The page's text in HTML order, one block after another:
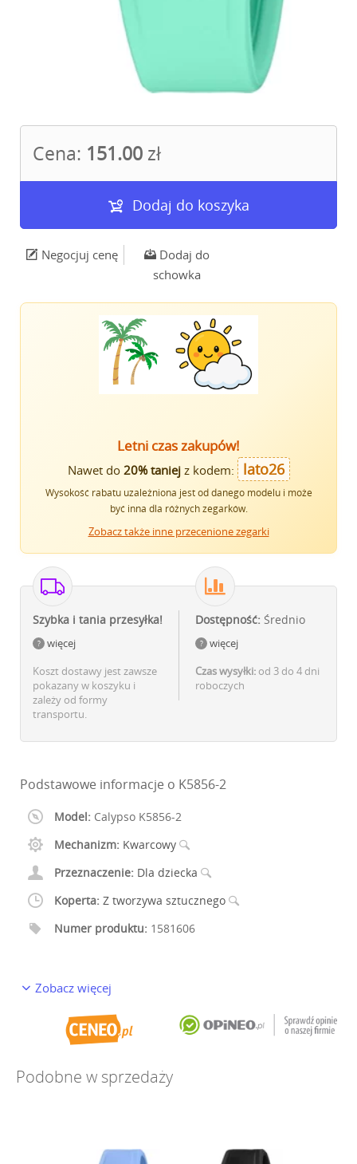
Cena: 151.00 zł
Dodaj do koszyka
Negocjuj cenę
Dodaj do
schowka
Letni czas zakupów!
Nawet do 20% taniejz kodem: lato26
Wysokość rabatu uzależniona jest od danego modelu i może
być inna dla różnych zegarków.
Zobacz także inne przecenione zegarki
Szybka i tania przesyłka!
więcej
Koszt dostawy jest zawsze
pokazany w koszyku i
zależy od formy
transportu.
Dostępność: Średnio
więcej
Czas wysyłki: od 3 do 4 dni
roboczych
Podstawowe informacje o K5856-2
Model: Calypso K5856-2
Mechanizm: Kwarcowy
Przeznaczenie: Dla dziecka
Koperta: Z tworzywa sztucznego
Numer produktu: 1581606
Zobacz więcej
Podobne w sprzedaży